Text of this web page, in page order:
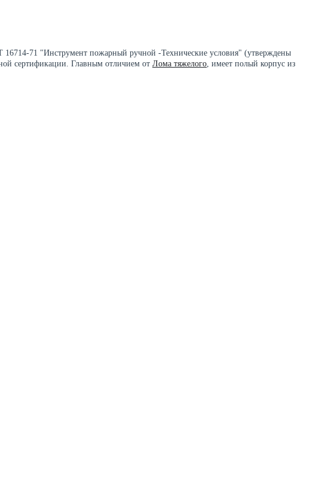
71 "Инструмент пожарный ручной -Технические условия" (утверждены
сертификации. Главным отличием от Лома тяжелого , имеет полый корпус из